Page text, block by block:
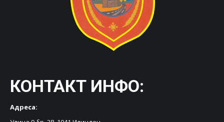
КОНТАКТ ИНФО:
Адреса: